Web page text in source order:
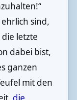
sind,
letzte
dabei bist,
ganzen
mit den